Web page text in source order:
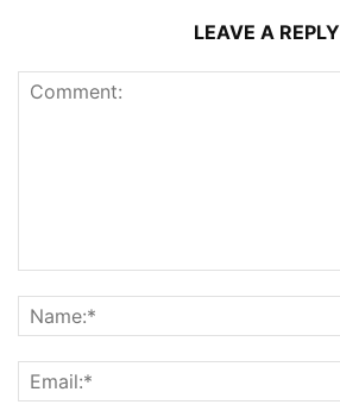
LEAVE A REPLY